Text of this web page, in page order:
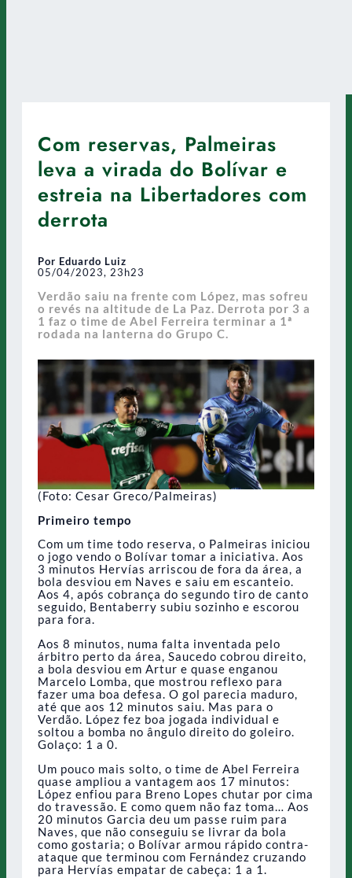
Com reservas, Palmeiras
leva a virada do Bolívar e
estreia na Libertadores com
derrota
Por Eduardo Luiz
05/04/2023, 23h23
Verdão saiu na frente com López, mas sofreu
o revés na altitude de La Paz. Derrota por 3 a
1 faz o time de Abel Ferreira terminar a 1ª
rodada na lanterna do Grupo C.
(Foto: Cesar Greco/Palmeiras)
Primeiro tempo
Com um time todo reserva, o Palmeiras iniciou
o jogo vendo o Bolívar tomar a iniciativa. Aos
3 minutos Hervías arriscou de fora da área, a
bola desviou em Naves e saiu em escanteio.
Aos 4, após cobrança do segundo tiro de canto
seguido, Bentaberry subiu sozinho e escorou
para fora.
Aos 8 minutos, numa falta inventada pelo
árbitro perto da área, Saucedo cobrou direito,
a bola desviou em Artur e quase enganou
Marcelo Lomba, que mostrou reflexo para
fazer uma boa defesa. O gol parecia maduro,
até que aos 12 minutos saiu. Mas para o
Verdão. López fez boa jogada individual e
soltou a bomba no ângulo direito do goleiro.
Golaço: 1 a 0.
Um pouco mais solto, o time de Abel Ferreira
quase ampliou a vantagem aos 17 minutos:
López enfiou para Breno Lopes chutar por cima
do travessão. E como quem não faz toma… Aos
20 minutos Garcia deu um passe ruim para
Naves, que não conseguiu se livrar da bola
como gostaria; o Bolívar armou rápido contra-
ataque que terminou com Fernández cruzando
para Hervías empatar de cabeça: 1 a 1.